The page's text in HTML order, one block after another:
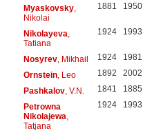
Myaskovsky,
Nikolai
1881 1950
Nikolayeva
Tatiana
1924 1993
Nosyrev, Mikhail 1924 1981
Ornstein, Leo 1892 2002
Pashkalov, V.N. 1841 1885
Petrowna
Nikolajewa
Tatjana
1924 1993